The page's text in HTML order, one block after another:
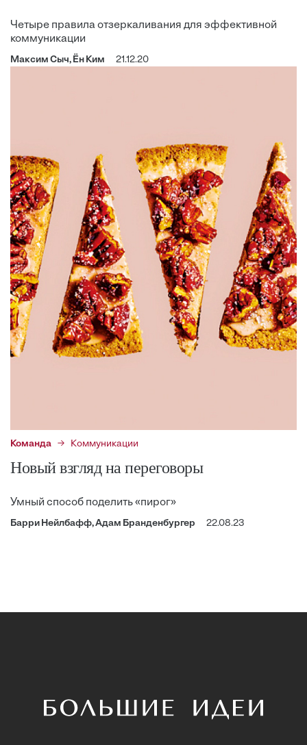
Четыре правила отзеркаливания для эффективной
коммуникации
Максим Сыч, Ён Ким 21.12.20
Команда Коммуникации
Новый взгляд на переговоры
Умный способ поделить «пирог»
Барри Нейлбафф, Адам Бранденбургер 22.08.23